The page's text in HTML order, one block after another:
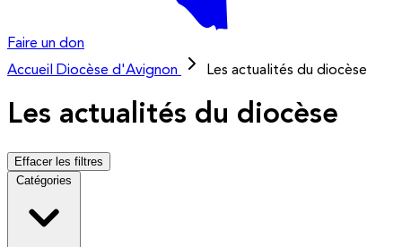
Faire un don
Accueil
Diocèse d'Avignon Les actualités du diocèse
Les actualités du diocèse
Effacer les filtres
Catégories